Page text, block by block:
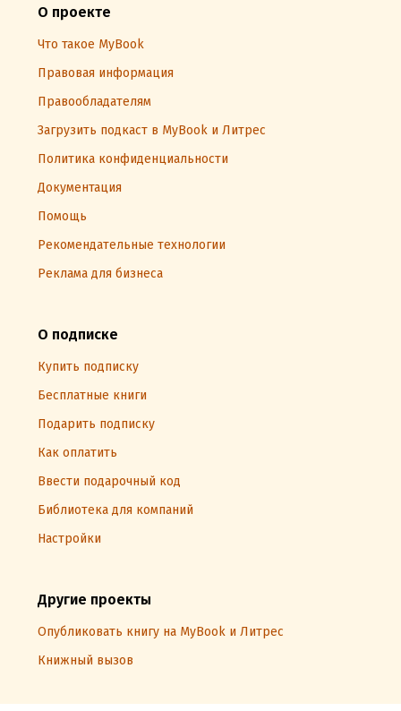
О проекте
Что такое MyBook
Правовая информация
Правообладателям
Загрузить подкаст в MyBook и Литрес
Политика конфиденциальности
Документация
Помощь
Рекомендательные технологии
Реклама для бизнеса
О подписке
Купить подписку
Бесплатные книги
Подарить подписку
Как оплатить
Ввести подарочный код
Библиотека для компаний
Настройки
Другие проекты
Опубликовать книгу на MyBook и Литрес
Книжный вызов